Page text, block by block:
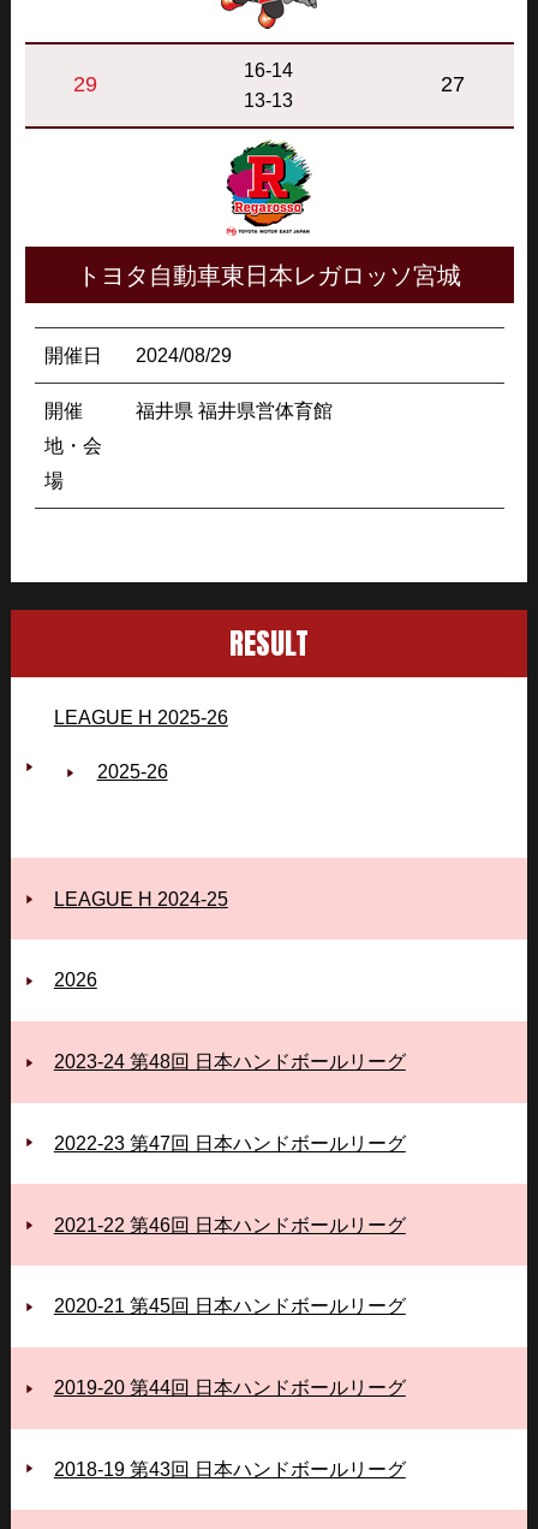
29
16-14
13-13
27
トヨタ自動車東日本レガロッソ宮城
開催日 2024/08/29
開催
地・会
場
福井県 福井県営体育館
RESULT
LEAGUE H 2025-26
2025‐26
LEAGUE H 2024-25
2026
2023-24 第48回 日本ハンドボールリーグ
2022-23 第47回 日本ハンドボールリーグ
2021-22 第46回 日本ハンドボールリーグ
2020-21 第45回 日本ハンドボールリーグ
2019-20 第44回 日本ハンドボールリーグ
2018-19 第43回 日本ハンドボールリーグ